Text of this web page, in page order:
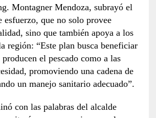
Montagner Mendoza, subrayó el
esfuerzo, que no solo provee
sino que también apoya a los
región: “Este plan busca beneficiar
el pescado como a las
promoviendo una cadena de
un manejo sanitario adecuado”.
con las palabras del alcalde